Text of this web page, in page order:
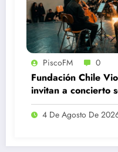
PiscoFM 0
Fundación Chile
invitan a concierto
de estudiantes
4 De Agosto De